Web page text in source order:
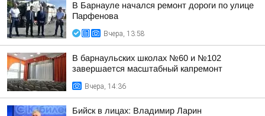
В Барнауле начался ремонт дороги по улице
Парфенова
Вчера, 13:58
В барнаульских школах №60 и №102
завершается масштабный капремонт
Вчера, 14:36
Бийск в лицах: Владимир Ларин